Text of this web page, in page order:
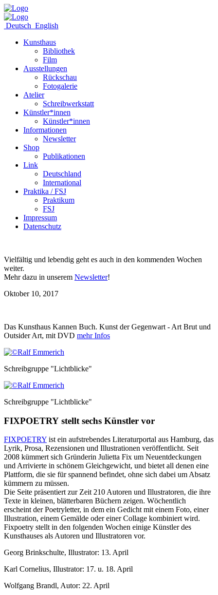
Deutsch English
Kunsthaus
Bibliothek
Film
Ausstellungen
Rückschau
Fotogalerie
Atelier
Schreibwerkstatt
Künstler*innen
Künstler*innen
Informationen
Newsletter
Shop
Publikationen
Link
Deutschland
International
Praktika / FSJ
Praktikum
FSJ
Impressum
Datenschutz
Vielfältig und lebendig geht es auch in den kommenden Wochen
weiter.
Mehr dazu in unserem Newsletter!
Oktober 10, 2017
Das Kunsthaus Kannen Buch. Kunst der Gegenwart - Art Brut und
Outsider Art, mit DVD mehr Infos
Schreibgruppe "Lichtblicke"
Schreibgruppe "Lichtblicke"
FIXPOETRY stellt sechs Künstler vor
FIXPOETRY ist ein aufstrebendes Literaturportal aus Hamburg, das
Lyrik, Prosa, Rezensionen und Illustrationen veröffentlicht. Seit
2008 kümmert sich Gründerin Julietta Fix um Neuentdeckungen
und Arrivierte in schönem Gleichgewicht, und bietet all denen eine
Plattform, die sie für spannend befindet, ohne sich dabei um Absatz
kümmern zu müssen.
Die Seite präsentiert zur Zeit 210 Autoren und Illustratoren, die ihre
Texte in kleinen, blätterbaren Büchern zeigen. Wöchentlich
erscheint der Poetryletter, in dem ein Gedicht mit einem Foto, einer
Illustration, einem Gemälde oder einer Collage kombiniert wird.
Fixpoetry stellt in den folgenden Wochen einige Künstler des
Kunsthauses als Autoren und Illustratoren vor.
Georg Brinkschulte, Illustrator: 13. April
Karl Cornelius, Illustrator: 17. u. 18. April
Wolfgang Brandl, Autor: 22. April